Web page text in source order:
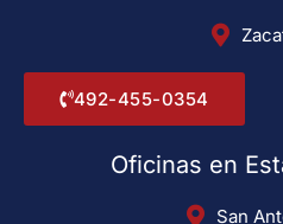
492-455-0354
Oficinas en
San